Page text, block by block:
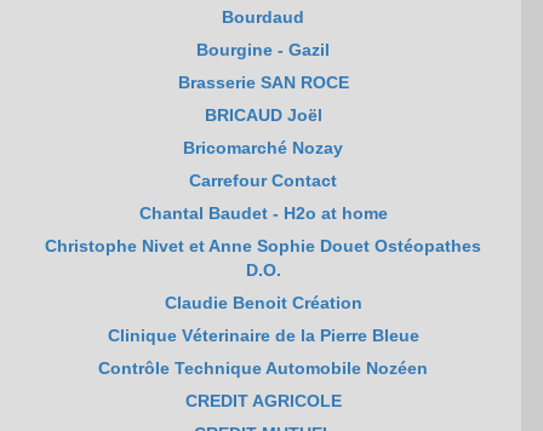
Bourdaud
Bourgine - Gazil
Brasserie SAN ROCE
BRICAUD Joël
Bricomarché Nozay
Carrefour Contact
Chantal Baudet - H2o at home
Christophe Nivet et Anne Sophie Douet Ostéopathes
D.O.
Claudie Benoit Création
Clinique Véterinaire de la Pierre Bleue
Contrôle Technique Automobile Nozéen
CREDIT AGRICOLE